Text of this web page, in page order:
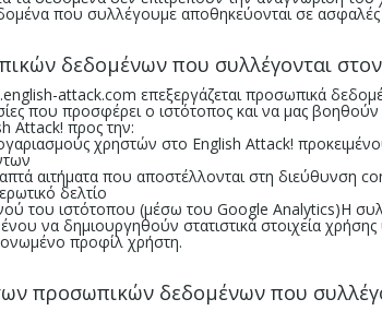
που συλλέγουμε αποθηκεύονται σε ασφαλές
δεδομένων που συλλέγονται
attack.com επεξεργάζεται προσωπικά
που προσφέρει ο ιστότοπος και να μας
Attack! προς την:
χρηστών στο English Attack!
αιτήματα που αποστέλλονται στη διεύθυνση
δελτίο
του ιστότοπου (μέσω του Google Analytics)Η
να δημιουργηθούν στατιστικά στοιχεία
προφίλ χρήστη.
προσωπικών δεδομένων που